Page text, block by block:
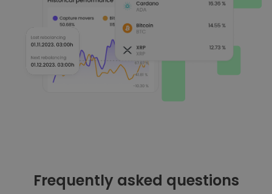
Frequently asked questions